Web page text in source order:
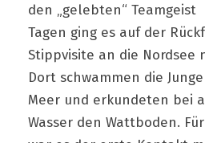
den „gelebten“
Tagen ging es auf der
Stippvisite an die Nordsee
Dort schwammen die
Meer und erkundeten bei
Wasser den Wattboden.